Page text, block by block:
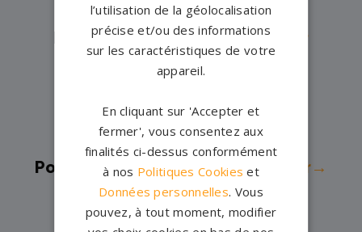
Braults→
Pompes funèbres - Montval sur
Loir→
Sarthe→
Pompes funèbres - Ruaudin→
Pompes funèbres - Ruillé-sur-Loir→
Pompes funèbres -Sablé-sur-
Sarthe→
l’utilisation de la géolocalisation
précise et/ou des informations
sur les caractéristiques de votre
appareil.
En cliquant sur 'Accepter et
fermer', vous consentez aux
finalités ci-dessus conformément
à nos Politiques Cookies et
Données personnelles. Vous
pouvez, à tout moment, modifier